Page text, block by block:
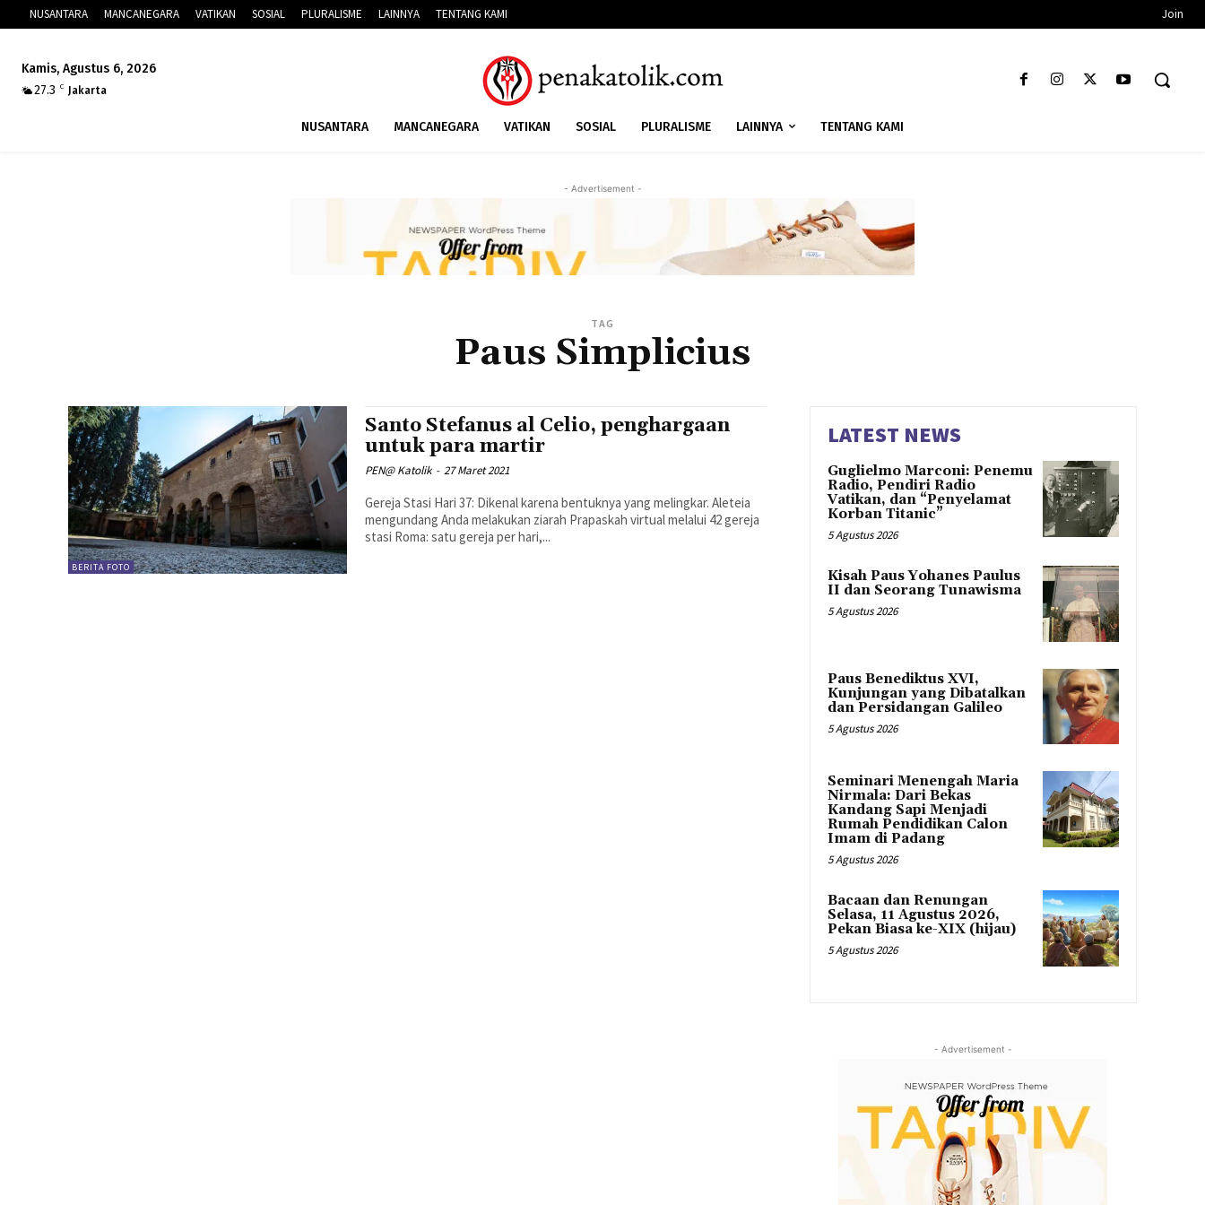
NUSANTARA MANCANEGARA VATIKAN SOSIAL PLURALISME LAINNYA TENTANG KAMI Join
Kamis, Agustus 6, 2026
27.3
C Jakarta
NUSANTARA MANCANEGARA VATIKAN SOSIAL PLURALISME LAINNYA TENTANG KAMI
- Advertisement -
TAG
Paus Simplicius
BERITA FOTO
Santo Stefanus al Celio, penghargaan
untuk para martir
PEN@ Katolik - 27 Maret 2021
Gereja Stasi Hari 37: Dikenal karena bentuknya yang melingkar. Aleteia
mengundang Anda melakukan ziarah Prapaskah virtual melalui 42 gereja
stasi Roma: satu gereja per hari,...
LATEST NEWS
Guglielmo Marconi: Penemu
Radio, Pendiri Radio
Vatikan, dan “Penyelamat
Korban Titanic”
5 Agustus 2026
Kisah Paus Yohanes Paulus
II dan Seorang Tunawisma
5 Agustus 2026
Paus Benediktus XVI,
Kunjungan yang Dibatalkan
dan Persidangan Galileo
5 Agustus 2026
Seminari Menengah Maria
Nirmala: Dari Bekas
Kandang Sapi Menjadi
Rumah Pendidikan Calon
Imam di Padang
5 Agustus 2026
Bacaan dan Renungan
Selasa, 11 Agustus 2026,
Pekan Biasa ke-XIX (hijau)
5 Agustus 2026
- Advertisement -